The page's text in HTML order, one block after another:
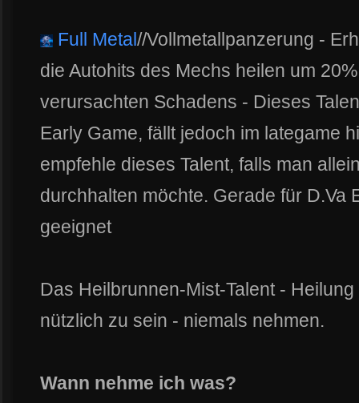
Full Metal//Vollmetallpanzerung -
die Autohits des Mechs heilen um
verursachten Schadens - Dieses
Early Game, fällt jedoch im lategame
empfehle dieses Talent, falls man
durchhalten möchte. Gerade für D.Va
geeignet
Das Heilbrunnen-Mist-Talent -
nützlich zu sein - niemals nehmen.
Wann nehme ich was?